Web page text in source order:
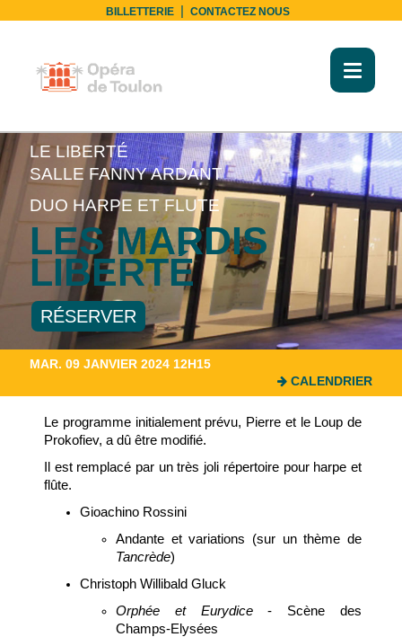
BILLETTERIE CONTACTEZ NOUS
LE LIBERTÉ
SALLE FANNY ARDANT
DUO HARPE ET FLUTE
LES MARDIS
LIBERTÉ
RÉSERVER
MAR. 09 JANVIER 2024 12H15
CALENDRIER
Le programme initialement prévu, Pierre et le Loup de
Prokofiev, a dû être modifié.
Il est remplacé par un très joli répertoire pour harpe et
flûte.
Gioachino Rossini
Andante et variations (sur un thème de
Tancrède)
Christoph Willibald Gluck
Orphée et Eurydice- Scène des
Champs-Elysées